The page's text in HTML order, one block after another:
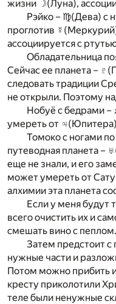
жизни ☽(Луна),
Рэйко – ♍(Дева)
проглотив
ассоциируется с
Обладательница
Сейчас ее планета –
следовать традиции
не открыли. Поэтому
Нобуё с бедрами
умереть от
Томоко с ногами
путеводная планета –
еще не знали, и его
может умереть от
алхимии эта планета
Если у меня будут
всего очистить их и
смешать вино с пеплом.
Затем предстоит
нужные части и
Потом можно прибить
кресту приколотили
теле были ненужные